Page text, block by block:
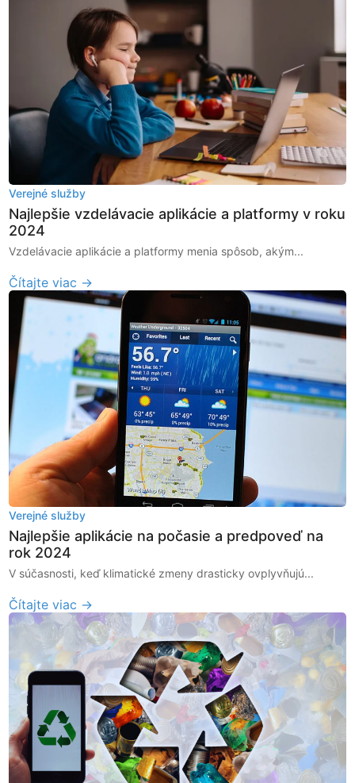
Verejné služby
Najlepšie vzdelávacie aplikácie a platformy v roku
2024
Vzdelávacie aplikácie a platformy menia spôsob, akým...
Čítajte viac →
Verejné služby
Najlepšie aplikácie na počasie a predpoveď na
rok 2024
V súčasnosti, keď klimatické zmeny drasticky ovplyvňujú...
Čítajte viac →